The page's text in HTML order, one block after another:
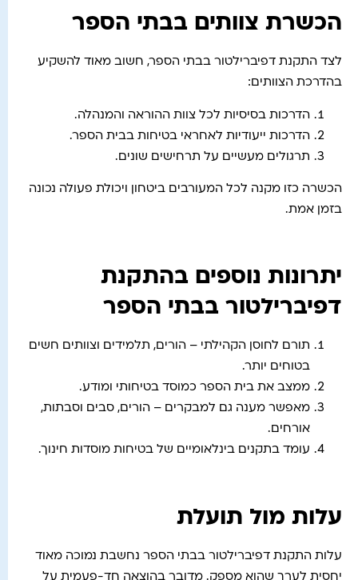
הכשרת צוותים בבתי הספר
לצד התקנת דפיברילטור בבתי הספר, חשוב מאוד להשקיע
בהדרכת הצוותים:
הדרכות בסיסיות לכל צוות ההוראה והמנהלה.
הדרכות ייעודיות לאחראי בטיחות בבית הספר.
תרגולים מעשיים על תרחישים שונים.
הכשרה כזו מקנה לכל המעורבים ביטחון ויכולת פעולה נכונה
בזמן אמת.
יתרונות נוספים בהתקנת
דפיברילטור בבתי הספר
תורם לחוסן הקהילתי – הורים, תלמידים וצוותים חשים
בטוחים יותר.
ממצב את בית הספר כמוסד בטיחותי ומודע.
מאפשר מענה גם למבקרים – הורים, סבים וסבתות,
אורחים.
עומד בתקנים בינלאומיים של בטיחות מוסדות חינוך.
עלות מול תועלת
עלות התקנת דפיברילטור בבתי הספר נחשבת נמוכה מאוד
יחסית לערך שהוא מספק. מדובר בהוצאה חד-פעמית על